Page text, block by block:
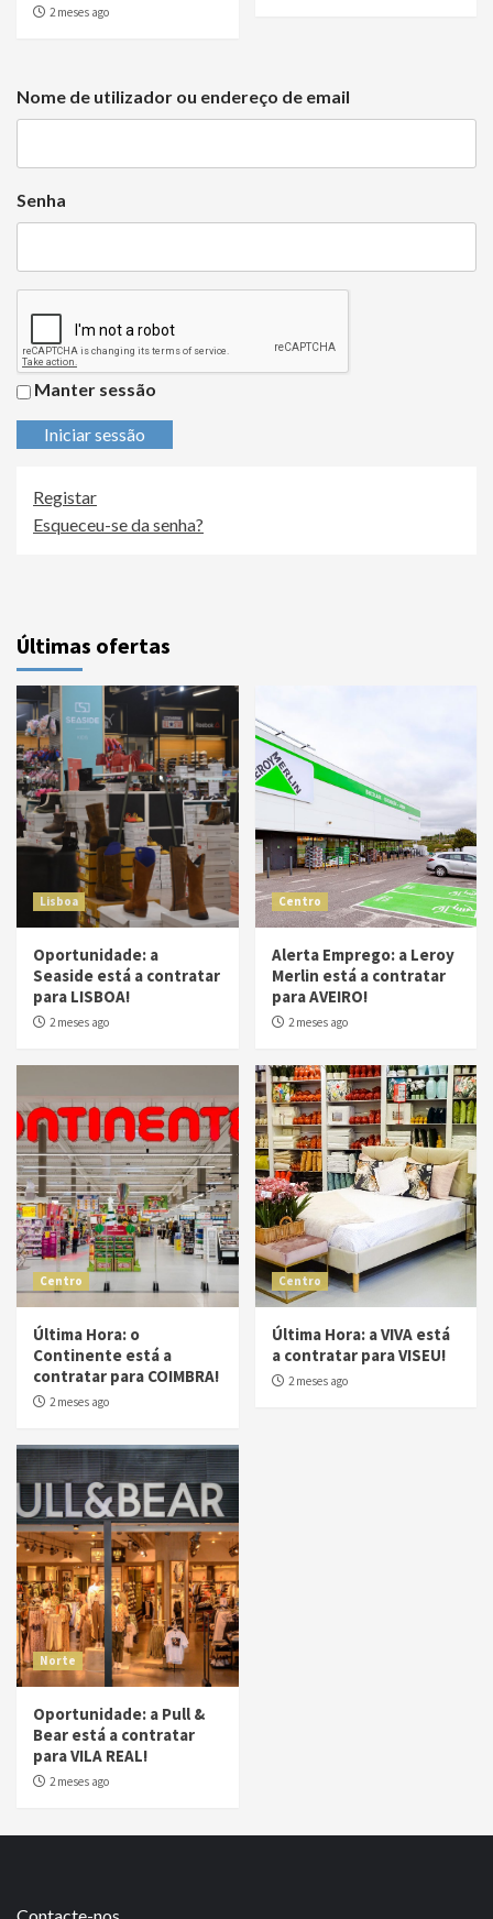
2 meses ago
Nome de utilizador ou endereço de email
Senha
Manter sessão
Iniciar sessão
Registar
Esqueceu-se da senha?
Últimas ofertas
Lisboa
Oportunidade: a
Seaside está a contratar
para LISBOA!
2 meses ago
Centro
Alerta Emprego: a Leroy
Merlin está a contratar
para AVEIRO!
2 meses ago
Centro
Última Hora: o
Continente está a
contratar para COIMBRA!
2 meses ago
Centro
Última Hora: a VIVA está
a contratar para VISEU!
2 meses ago
Norte
Oportunidade: a Pull &
Bear está a contratar
para VILA REAL!
2 meses ago